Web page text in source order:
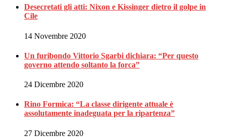
Desecretati gli atti: Nixon e Kissinger dietro il golpe in
Cile
14 Novembre 2020
Un furibondo Vittorio Sgarbi dichiara: “Per questo
governo attendo soltanto la forca”
24 Dicembre 2020
Rino Formica: “La classe dirigente attuale è
assolutamente inadeguata per la ripartenza”
27 Dicembre 2020